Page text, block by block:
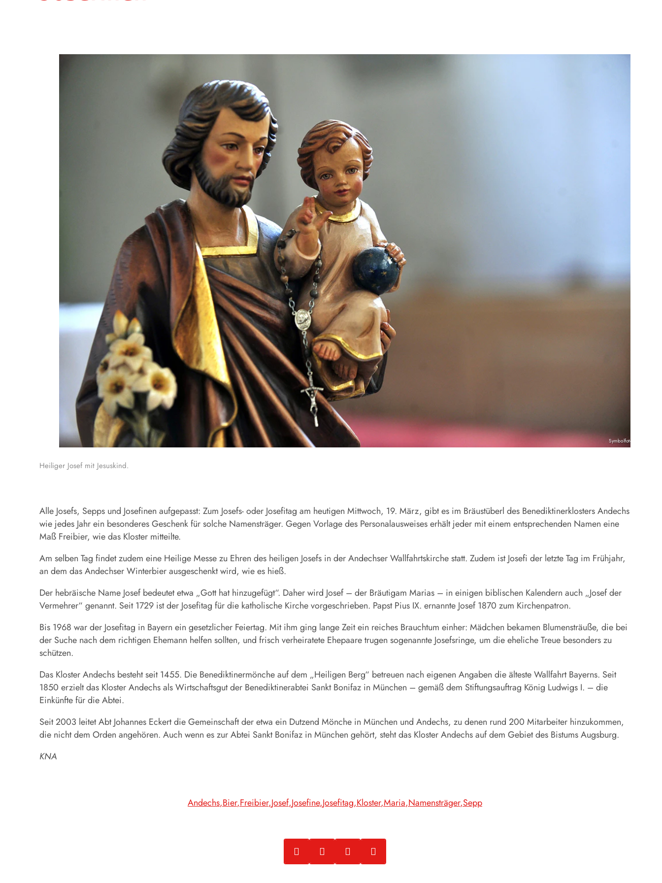
Symbolfoto: KNA
Heiliger Josef mit Jesuskind.
Alle Josefs, Sepps und Josefinen aufgepasst: Zum Josefs- oder Josefitag am heutigen Mittwoch, 19. März, gibt es im Bräustüberl des BenediktinerklostersAndechs
wie jedes Jahr ein besonderes Geschenk für solche Namensträger. Gegen Vorlage des Personalausweises erhält jeder mit einem entsprechenden Namen eine
Maß Freibier, wie das Kloster mitteilte.
Am selben Tag findet zudem eine Heilige Messe zu Ehren des heiligen Josefs in der Andechser Wallfahrtskirche statt. Zudem ist Josefi der letzte Tag im Frühjahr,
an dem das Andechser Winterbier ausgeschenkt wird, wie es hieß.
Der hebräische Name Josef bedeutet etwa „Gott hat hinzugefügt“. Daher wird Josef – der Bräutigam Marias – in einigen biblischen Kalendern auch „Josef der
Vermehrer“ genannt. Seit 1729 ist der Josefitag für die katholische Kirche vorgeschrieben. Papst Pius IX. ernannte Josef 1870 zum Kirchenpatron.
Bis 1968 war der Josefitag in Bayern ein gesetzlicher Feiertag. Mit ihm ging lange Zeit ein reiches Brauchtum einher: Mädchen bekamen Blumensträuße, die bei
der Suche nach dem richtigen Ehemann helfen sollten, und frisch verheiratete Ehepaare trugen sogenannte Josefsringe, um die eheliche Treue besonders zu
schützen.
Das KlosterAndechs besteht seit 1455. Die Benediktinermönche auf dem „Heiligen Berg“ betreuen nach eigenen Angaben die älteste Wallfahrt Bayerns. Seit
1850 erzielt das KlosterAndechsals Wirtschaftsgut der Benediktinerabtei Sankt Bonifaz in München – gemäß dem Stiftungsauftrag König Ludwigs I. – die
Einkünfte für die Abtei.
Seit 2003 leitet Abt Johannes Eckert die Gemeinschaft der etwa ein Dutzend Mönche in München und Andechs, zu denen rund 200 Mitarbeiter hinzukommen,
die nicht dem Orden angehören. Auch wenn es zur Abtei Sankt Bonifaz in München gehört, steht das KlosterAndechsauf dem Gebiet des Bistums Augsburg.
KNA
Andechs Bier Freibier Josef Josefine Josefitag Kloster Maria Namensträger Sepp